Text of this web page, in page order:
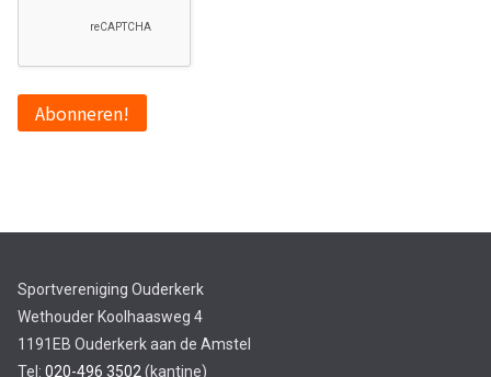
Sportvereniging Ouderkerk
Wethouder Koolhaasweg 4
1191EB Ouderkerk aan de Amstel
Tel: 020-496 3502 (kantine)